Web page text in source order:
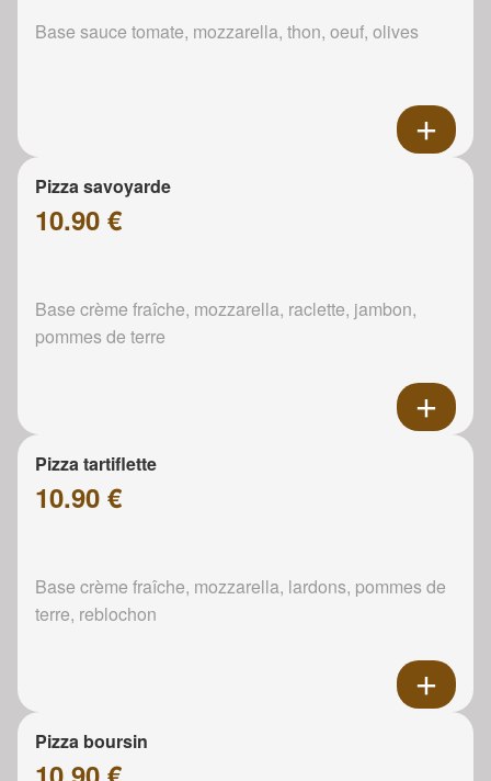
Base sauce tomate, mozzarella, thon, oeuf, olives
Pizza savoyarde
10.90 €
Base crème fraîche, mozzarella, raclette, jambon,
pommes de terre
Pizza tartiflette
10.90 €
Base crème fraîche, mozzarella, lardons, pommes de
terre, reblochon
Pizza boursin